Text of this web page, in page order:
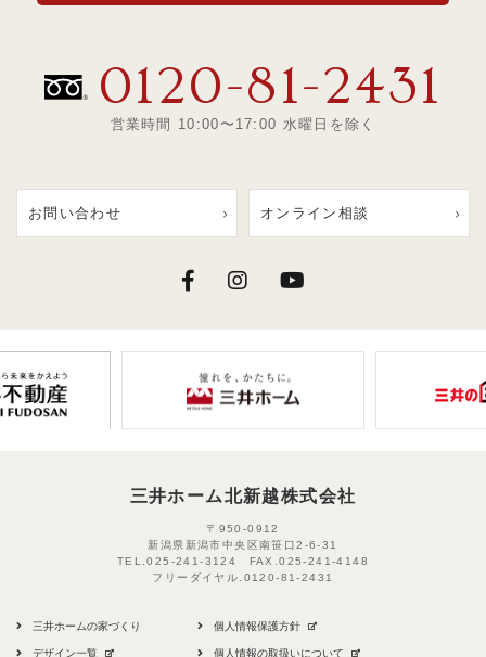
0120-81-2431
営業時間 10:00〜17:00 水曜日を除く
お問い合わせ オンライン相談
三井ホーム北新越株式会社
〒950-0912
新潟県新潟市中央区南笹口2-6-31
TEL.025-241-3124 FAX.025-241-4148
フリーダイヤル. 0120-81-2431
三井ホームの家づくり
デザイン一覧
個人情報保護方針
個人情報の取扱いについて